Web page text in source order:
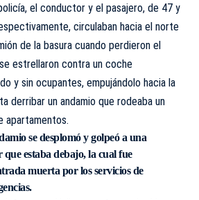
el conductor y el pasajero, de 47 y
circulaban hacia el norte
de la basura cuando perdieron el
estrellaron contra un coche
y sin ocupantes, empujándolo hacia la
derribar un andamio que rodeaba un
apartamentos.
se desplomó y golpeó a una
que estaba debajo, la cual fue
muerta por los servicios de